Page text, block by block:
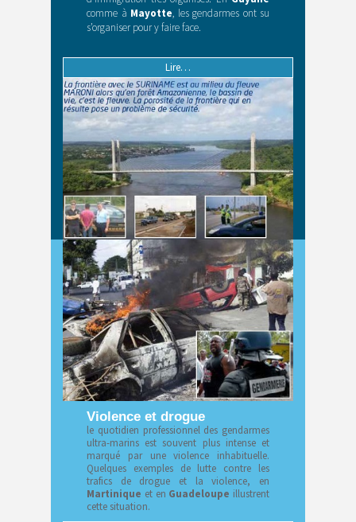
comme à Mayotte, les gendarmes ont su
s’organiser pour y faire face.
Lire…
Violence et drogue
le quotidien professionnel des gendarmes
ultra-marins est souvent plus intense et
marqué par une violence inhabituelle.
Quelques exemples de lutte contre les
trafics de drogue et la violence, en
Martinique et en Guadeloupe illustrent
cette situation.